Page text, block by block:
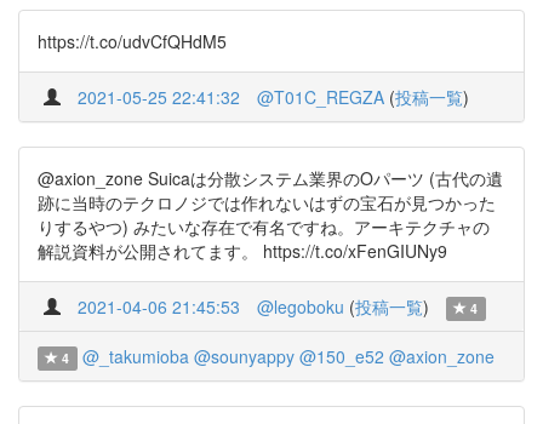
https://t.co/udvCfQHdM5
2021-05-25 22:41:32 @T01C_REGZA (投稿一覧)
@axion_zone Suicaは分散システム業界のOパーツ (古代の遺
跡に当時のテクロノジでは作れないはずの宝石が見つかった
りするやつ) みたいな存在で有名ですね。アーキテクチャの
解説資料が公開されてます。 https://t.co/xFenGIUNy9
2021-04-06 21:45:53 @legoboku (投稿一覧) 4
4 @_takumioba @sounyappy @150_e52 @axion_zone